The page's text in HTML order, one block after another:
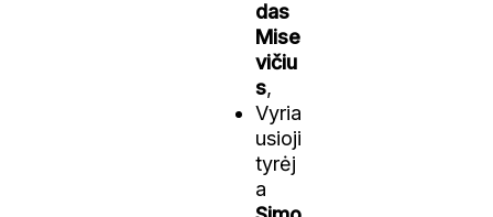
das
Mise
vičiu
s,
Vyria
usioji
tyrėj
a